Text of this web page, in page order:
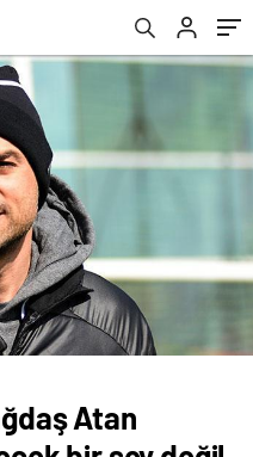
Atan